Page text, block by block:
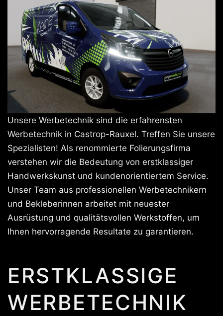
Unsere Werbetechnik sind die erfahrensten
Werbetechnik in Castrop-Rauxel. Treffen Sie unsere
Spezialisten! Als renommierte Folierungsfirma
verstehen wir die Bedeutung von erstklassiger
Handwerkskunst und kundenorientiertem Service.
Unser Team aus professionellen Werbetechnikern
und Bekleberinnen arbeitet mit neuester
Ausrüstung und qualitätsvollen Werkstoffen, um
Ihnen hervorragende Resultate zu garantieren.
ERSTKLASSIGE
WERBETECHNIK